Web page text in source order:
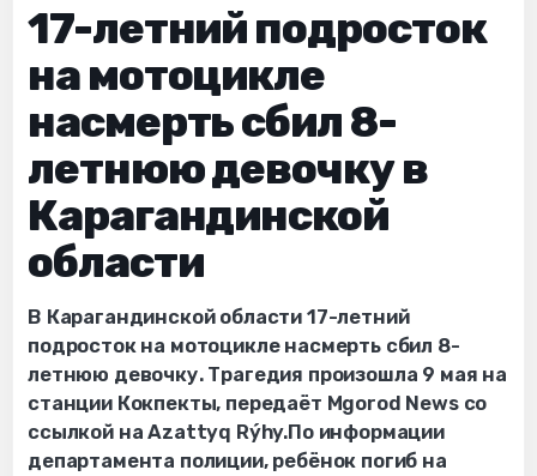
17-летний подросток
на мотоцикле
насмерть сбил 8-
летнюю девочку в
Карагандинской
области
В Карагандинской области 17-летний
подросток на мотоцикле насмерть сбил 8-
летнюю девочку. Трагедия произошла 9 мая на
станции Кокпекты, передаёт Mgorod News со
ссылкой на Azattyq Rýhy.По информации
департамента полиции, ребёнок погиб на